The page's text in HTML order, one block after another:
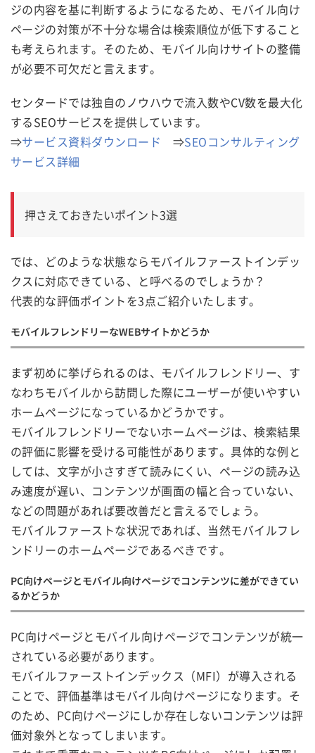
ジの内容を基に判断するようになるため、モバイル向け
ページの対策が不十分な場合は検索順位が低下すること
も考えられます。そのため、モバイル向けサイトの整備
が必要不可欠だと言えます。
センタードでは独自のノウハウで流入数やCV数を最大化
するSEOサービスを提供しています。
⇒サービス資料ダウンロード ⇒SEOコンサルティング
サービス詳細
押さえておきたいポイント3選
では、どのような状態ならモバイルファーストインデッ
クスに対応できている、と呼べるのでしょうか？
代表的な評価ポイントを3点ご紹介いたします。
モバイルフレンドリーなWEBサイトかどうか
まず初めに挙げられるのは、モバイルフレンドリー、す
なわちモバイルから訪問した際にユーザーが使いやすい
ホームページになっているかどうかです。
モバイルフレンドリーでないホームページは、検索結果
の評価に影響を受ける可能性があります。具体的な例と
しては、文字が小さすぎて読みにくい、ページの読み込
み速度が遅い、コンテンツが画面の幅と合っていない、
などの問題があれば要改善だと言えるでしょう。
モバイルファーストな状況であれば、当然モバイルフレ
ンドリーのホームページであるべきです。
PC向けページとモバイル向けページでコンテンツに差ができてい
るかどうか
PC向けページとモバイル向けページでコンテンツが統一
されている必要があります。
モバイルファーストインデックス（MFI）が導入される
ことで、評価基準はモバイル向けページになります。そ
のため、PC向けページにしか存在しないコンテンツは評
価対象外となってしまいます。